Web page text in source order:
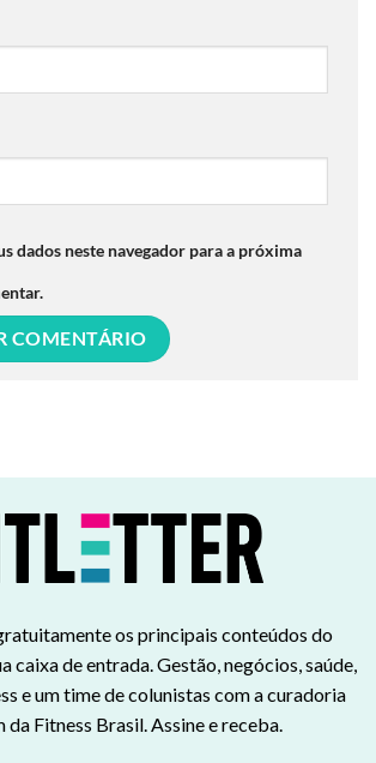
dados neste navegador para a próxima
os principais conteúdos do
caixa de entrada. Gestão, negócios, saúde,
e um time de colunistas com a curadoria
da Fitness Brasil. Assine e receba.